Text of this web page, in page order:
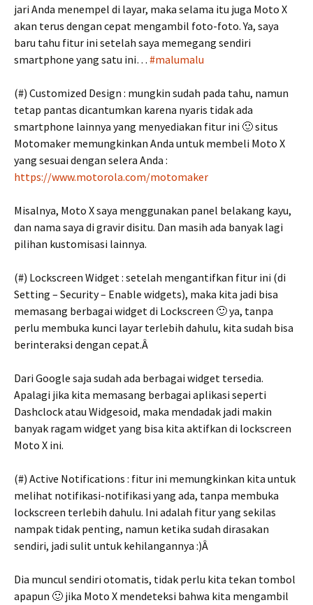
jari Anda menempel di layar, maka selama itu juga Moto X
akan terus dengan cepat mengambil foto-foto. Ya, saya
baru tahu fitur ini setelah saya memegang sendiri
smartphone yang satu ini… #malumalu
(#) Customized Design : mungkin sudah pada tahu, namun
tetap pantas dicantumkan karena nyaris tidak ada
smartphone lainnya yang menyediakan fitur ini 🙂 situs
Motomaker memungkinkan Anda untuk membeli Moto X
yang sesuai dengan selera Anda :
https://www.motorola.com/motomaker
Misalnya, Moto X saya menggunakan panel belakang kayu,
dan nama saya di gravir disitu. Dan masih ada banyak lagi
pilihan kustomisasi lainnya.
(#) Lockscreen Widget : setelah mengantifkan fitur ini (di
Setting – Security – Enable widgets), maka kita jadi bisa
memasang berbagai widget di Lockscreen 🙂 ya, tanpa
perlu membuka kunci layar terlebih dahulu, kita sudah bisa
berinteraksi dengan cepat.Â
Dari Google saja sudah ada berbagai widget tersedia.
Apalagi jika kita memasang berbagai aplikasi seperti
Dashclock atau Widgesoid, maka mendadak jadi makin
banyak ragam widget yang bisa kita aktifkan di lockscreen
Moto X ini.
(#) Active Notifications : fitur ini memungkinkan kita untuk
melihat notifikasi-notifikasi yang ada, tanpa membuka
lockscreen terlebih dahulu. Ini adalah fitur yang sekilas
nampak tidak penting, namun ketika sudah dirasakan
sendiri, jadi sulit untuk kehilangannya :)Â
Dia muncul sendiri otomatis, tidak perlu kita tekan tombol
apapun 🙂 jika Moto X mendeteksi bahwa kita mengambil